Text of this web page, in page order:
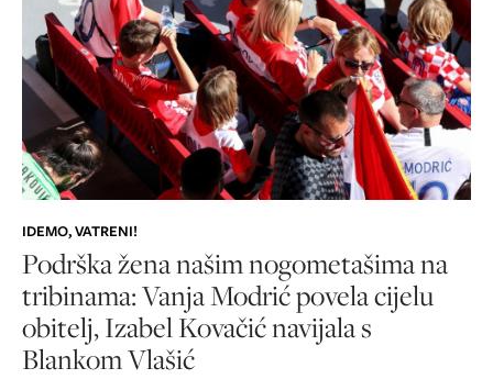
IDEMO, VATRENI!
Podrška žena našim nogometašima na
tribinama: Vanja Modrić povela cijelu
obitelj, Izabel Kovačić navijala s
Blankom Vlašić